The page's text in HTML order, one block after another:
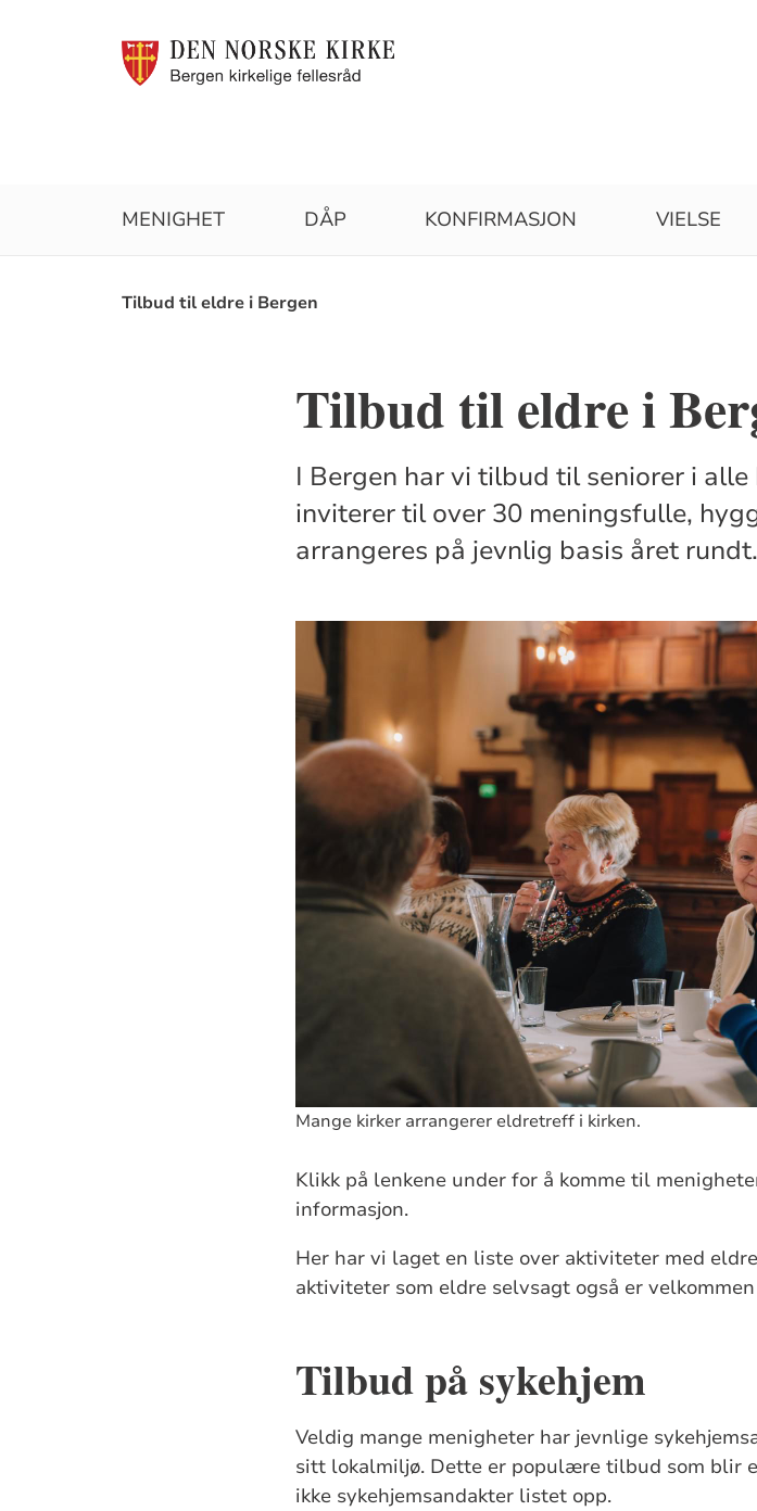
MENIGHET DÅP KONFIRMASJON VIELSE
Brødsmulesti
Tilbud til eldre i Bergen
Tilbud til eldre i
I Bergen har vi tilbud til seniorer i
inviterer til over 30 meningsfulle,
arrangeres på jevnlig basis året rundt.
Mange kirker arrangerer eldretreff i kirken.
Klikk på lenkene under for å komme til
informasjon.
Her har vi laget en liste over aktiviteter med
aktiviteter som eldre selvsagt også er
Tilbud på sykehjem
Veldig mange menigheter har jevnlige
sitt lokalmiljø. Dette er populære tilbud som blir
ikke sykehjemsandakter listet opp.